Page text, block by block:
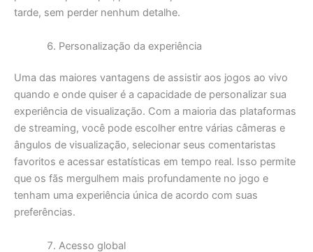
tarde, sem perder nenhum detalhe.
Personalização da experiência
Uma das maiores vantagens de assistir aos jogos ao vivo
quando e onde quiser é a capacidade de personalizar sua
experiência de visualização. Com a maioria das plataformas
de streaming, você pode escolher entre várias câmeras e
ângulos de visualização, selecionar seus comentaristas
favoritos e acessar estatísticas em tempo real. Isso permite
que os fãs mergulhem mais profundamente no jogo e
tenham uma experiência única de acordo com suas
preferências.
Acesso global